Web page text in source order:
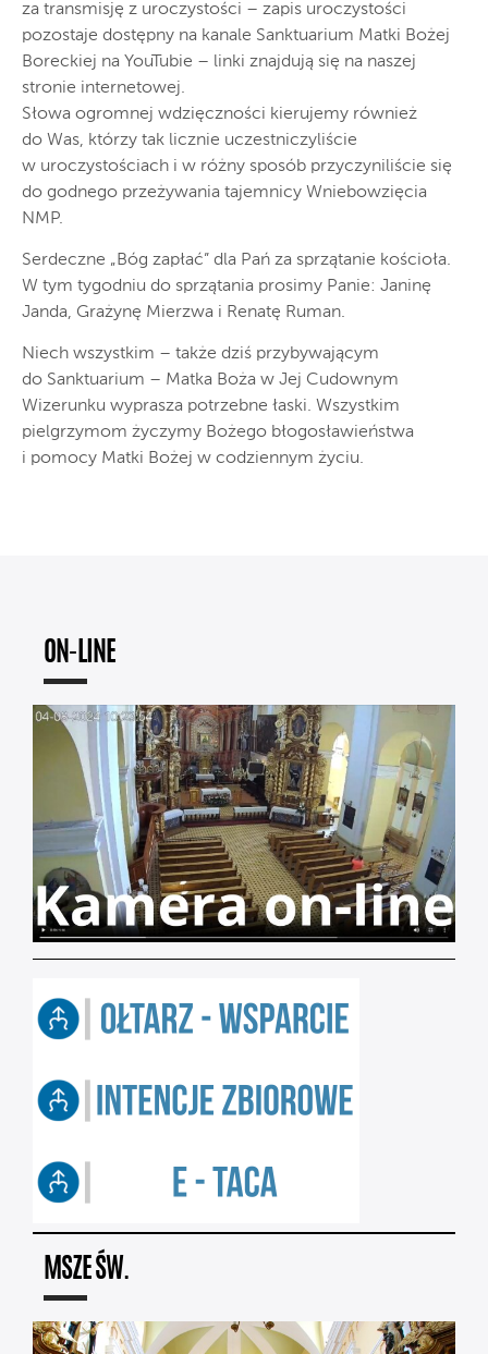
za transmisję z uroczystości – zapis uroczystości
pozostaje dostępny na kanale Sanktuarium Matki Bożej
Boreckiej na YouTubie – linki znajdują się na naszej
stronie internetowej.
Słowa ogromnej wdzięczności kierujemy również
do Was, którzy tak licznie uczestniczyliście
w uroczystościach i w różny sposób przyczyniliście się
do godnego przeżywania tajemnicy Wniebowzięcia
NMP.
Serdeczne „Bóg zapłać” dla Pań za sprzątanie kościoła.
W tym tygodniu do sprzątania prosimy Panie: Janinę
Janda, Grażynę Mierzwa i Renatę Ruman.
Niech wszystkim – także dziś przybywającym
do Sanktuarium – Matka Boża w Jej Cudownym
Wizerunku wyprasza potrzebne łaski. Wszystkim
pielgrzymom życzymy Bożego błogosławieństwa
i pomocy Matki Bożej w codziennym życiu.
ON-LINE
MSZE ŚW.